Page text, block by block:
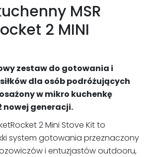
MSR
2 MINI
zestaw do gotowania i
dla osób podróżujących
w mikro kuchenkę
nowej generacji.
2 Mini Stove Kit to
system gotowania przeznaczony
i entuzjastów outdooru,